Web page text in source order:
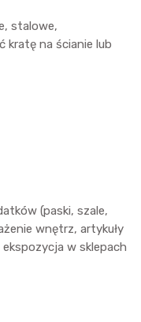
stalowe,
kratę na ścianie lub
(paski, szale,
wnętrz, artykuły
w sklepach